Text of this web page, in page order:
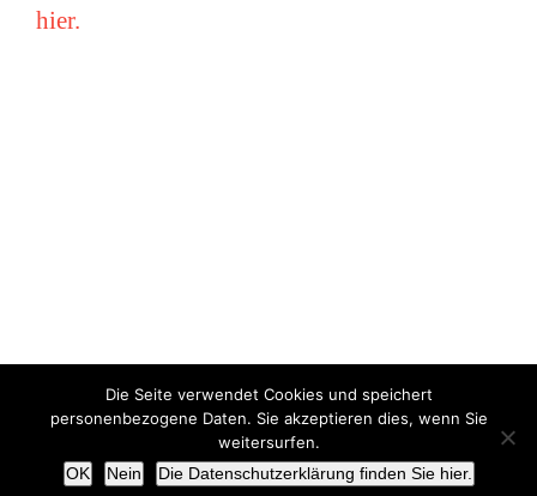
hier.
Copyright © Miriam Vollmer 2018-2022 |Impressum|Datenschutz
X
Die Seite verwendet Cookies und speichert
personenbezogene Daten. Sie akzeptieren dies, wenn Sie
weitersurfen.
OK
Nein Die Datenschutzerklärung finden Sie hier.